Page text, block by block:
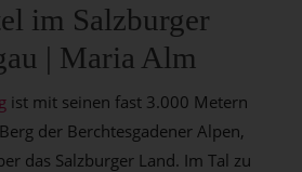
im Salzburger
| Maria Alm
ist mit seinen fast 3.000 Metern
der Berchtesgadener Alpen,
das Salzburger Land. Im Tal zu